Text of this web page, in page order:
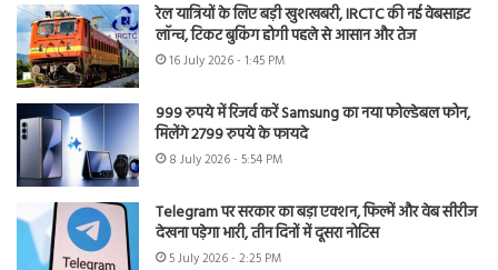
रेल यात्रियों के लिए बड़ी खुशखबरी, IRCTC की नई वेबसाइट
लॉन्च, टिकट बुकिंग होगी पहले से आसान और तेज
16 July 2026 - 1:45 PM
999 रुपये में रिजर्व करें Samsung का नया फोल्डेबल फोन,
मिलेंगे 2799 रुपये के फायदे
8 July 2026 - 5:54 PM
Telegram पर सरकार का बड़ा एक्शन, फिल्में और वेब सीरीज
देखना पड़ेगा भारी, तीन दिनों में दूसरा नोटिस
5 July 2026 - 2:25 PM